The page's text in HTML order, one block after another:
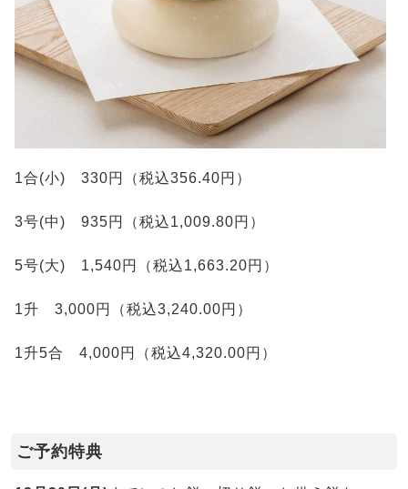
1合(小) 330円（税込356.40円）
3号(中) 935円（税込1,009.80円）
5号(大) 1,540円（税込1,663.20円）
1升 3,000円（税込3,240.00円）
1升5合 4,000円（税込4,320.00円）
ご予約特典